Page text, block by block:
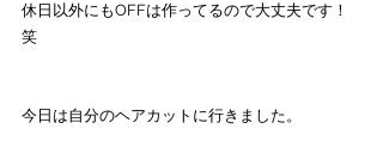
休日以外にもOFFは作ってるので大丈夫です！
笑
今日は自分のヘアカットに行きました。